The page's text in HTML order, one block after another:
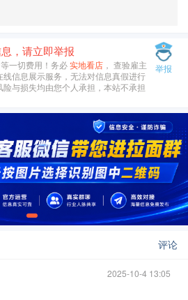
，请立即举报
等一切费用！务必实地看店 ， 查验雇主
信息展示服务，无法对信息真假进行
与损失均由您个人承担，本站不承担
举报
评论
2025-10-4 13:05